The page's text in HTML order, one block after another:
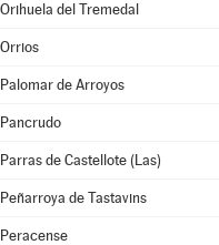
Orihuela del Tremedal
Orrios
Palomar de Arroyos
Pancrudo
Parras de Castellote (Las)
Peñarroya de Tastavins
Peracense